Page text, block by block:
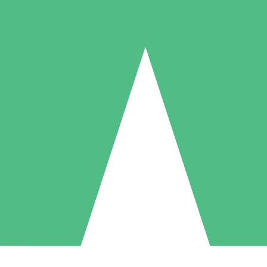
Individuelle Credit-Pakete
nach Bedarf mit Download-Credits. Keine monatliche Verpflichtung